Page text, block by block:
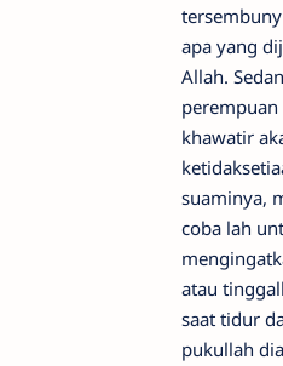
apa yang
Allah.
perempuan
khawatir
suaminya,
coba lah
atau
saat tidur
pukullah